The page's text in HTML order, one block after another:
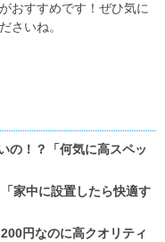
おすすめです！ぜひ気に
さいね。
の！？「何気に高スペッ
家中に設置したら快適す
円なのに高クオリティ